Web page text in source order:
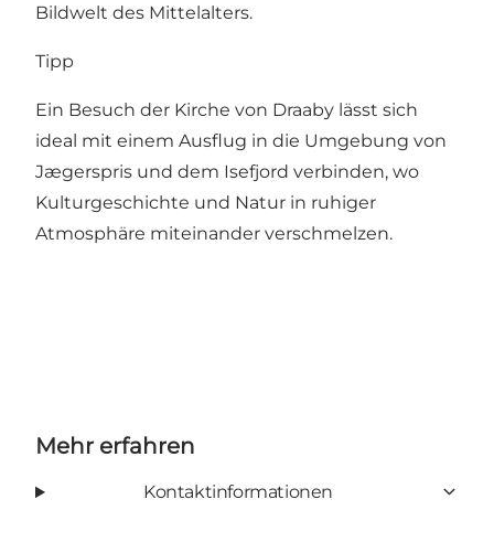
Bildwelt des Mittelalters.
Tipp
Ein Besuch der Kirche von Draaby lässt sich
ideal mit einem Ausflug in die Umgebung von
Jægerspris und dem Isefjord verbinden, wo
Kulturgeschichte und Natur in ruhiger
Atmosphäre miteinander verschmelzen.
Mehr erfahren
Kontaktinformationen